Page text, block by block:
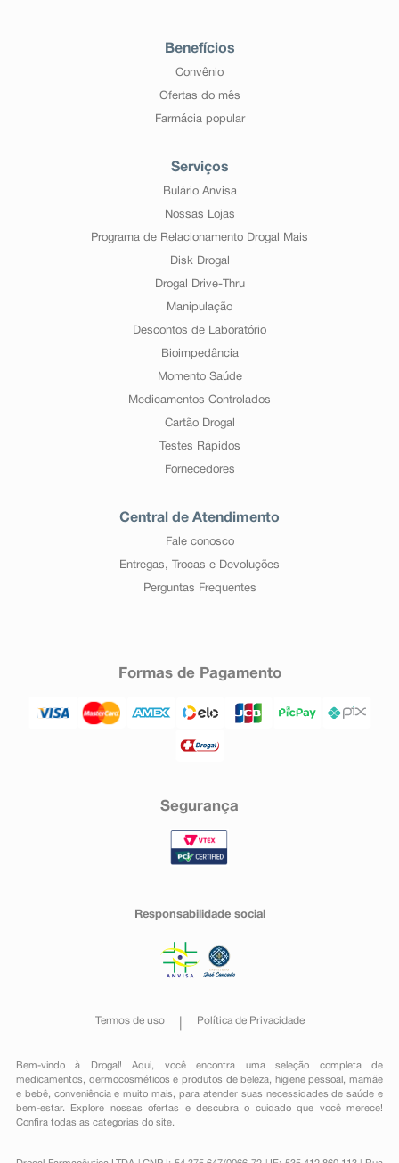
Benefícios
Convênio
Ofertas do mês
Farmácia popular
Serviços
Bulário Anvisa
Nossas Lojas
Programa de Relacionamento Drogal Mais
Disk Drogal
Drogal Drive-Thru
Manipulação
Descontos de Laboratório
Bioimpedância
Momento Saúde
Medicamentos Controlados
Cartão Drogal
Testes Rápidos
Fornecedores
Central de Atendimento
Fale conosco
Entregas, Trocas e Devoluções
Perguntas Frequentes
Formas de Pagamento
Segurança
Responsabilidade social
Termos de uso Política de Privacidade
Bem-vindo à Drogal! Aqui, você encontra uma seleção completa de
medicamentos , dermocosméticos e produtos de beleza, higiene pessoal ,mamãe
e bebê, conveniênciae muito mais, para atender suas necessidades de saúde e
bem-estar. Explore nossas ofertas e descubra o cuidado que você merece!
Confira todas as categorias do site.